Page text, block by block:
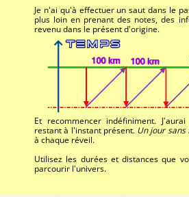
Je n'ai qu'à effectuer un saut dans le
plus loin en prenant des notes, des
revenu dans le présent d'origine.
Et recommencer indéfiniment.
restant à l'instant présent. Un jour sans
à chaque réveil.
Utilisez les durées et distances que
parcourir l'univers.